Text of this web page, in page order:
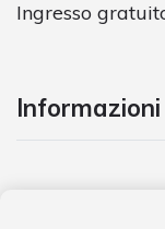
Ingresso